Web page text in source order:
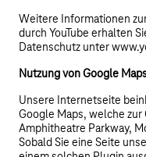
Weitere Informationen
durch YouTube erhalten
Datenschutz unter
Nutzung von Google
Unsere Internetseite
Google Maps, welche
Amphitheatre Parkway,
Sobald Sie eine Seite